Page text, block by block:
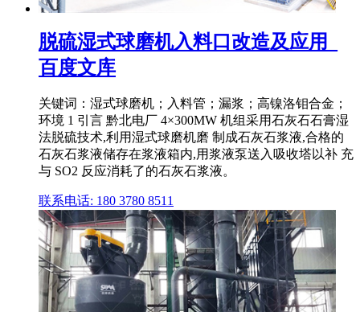
脱硫湿式球磨机入料口改造及应用_
百度文库
关键词：湿式球磨机；入料管；漏浆；高镍洛钼合金；
环境 1 引言 黔北电厂 4×300MW 机组采用石灰石石膏湿
法脱硫技术,利用湿式球磨机磨 制成石灰石浆液,合格的
石灰石浆液储存在浆液箱内,用浆液泵送入吸收塔以补 充
与 SO2 反应消耗了的石灰石浆液。
联系电话: 180 3780 8511